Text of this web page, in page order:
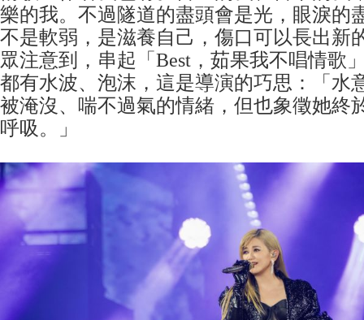
樂的我。不過隧道的盡頭會是光，眼淚的
不是軟弱，是滋養自己，傷口可以長出新
眾注意到，串起「Best，茹果我不唱情歌
都有水波、泡沫，這是導演的巧思：「水
被淹沒、喘不過氣的情緒，但也象徵她終
呼吸。」